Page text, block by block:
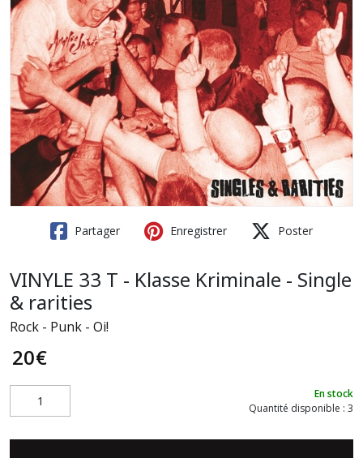
Partager Enregistrer Poster
VINYLE 33 T - Klasse Kriminale - Single
& rarities
Rock - Punk - Oi!
20€
En stock
Quantité disponible : 3